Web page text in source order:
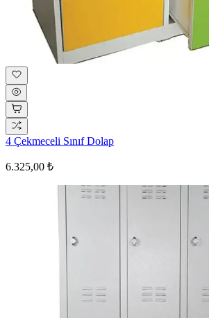
4 Çekmeceli Sınıf Dolap
6.325,00 ₺